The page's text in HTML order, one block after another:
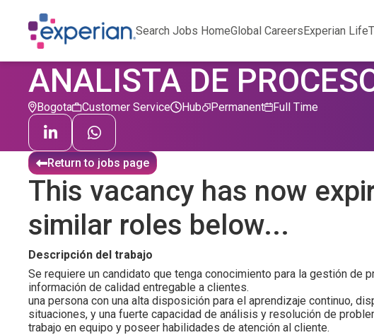
Search Jobs HomeGlobal CareersExperian Life
ANALISTA DE
Bogota Customer Service Permanent
Hub Full Time
Return to jobs page
This vacancy has now
similar roles below...
Descripción del trabajo
Se requiere un candidato que tenga conocimiento para la gestión de
información de calidad entregable a clientes.
una persona con una alta disposición para el aprendizaje continuo,
situaciones, y una fuerte capacidad de análisis y resolución de
trabajo en equipo y poseer habilidades de atención al cliente.